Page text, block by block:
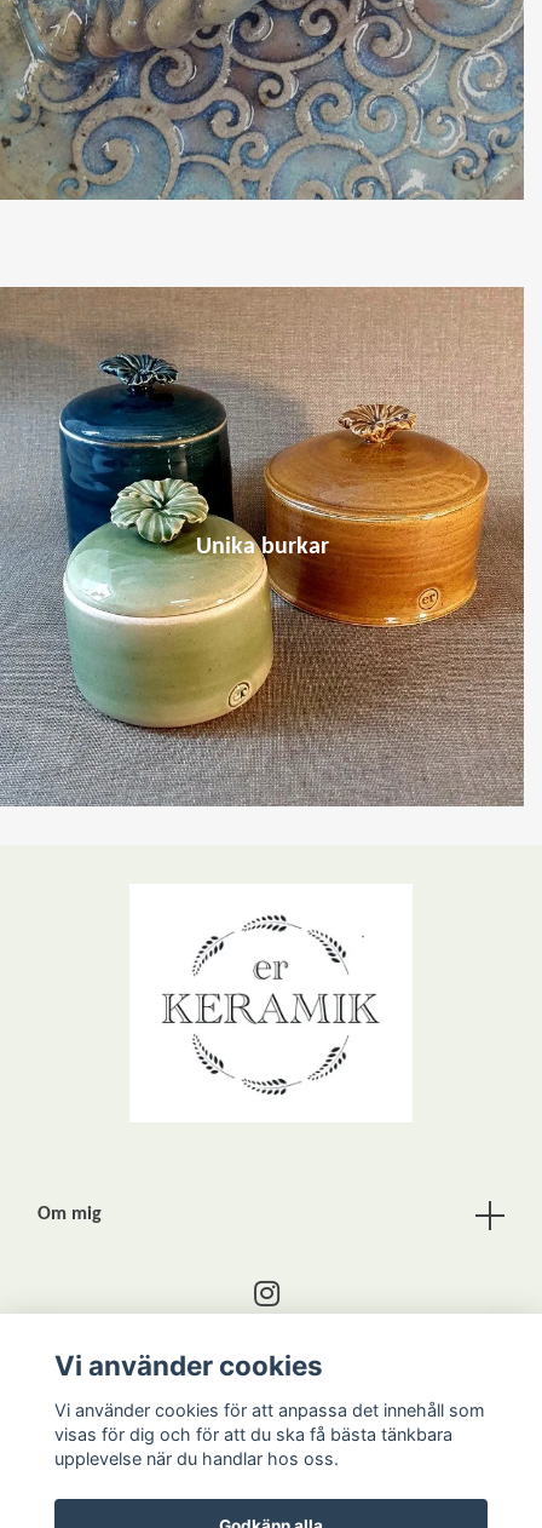
Unika burkar
Om mig
Kontakta mig
Vi använder cookies
Vi använder cookies för att anpassa det innehåll som
visas för dig och för att du ska få bästa tänkbara
upplevelse när du handlar hos oss.